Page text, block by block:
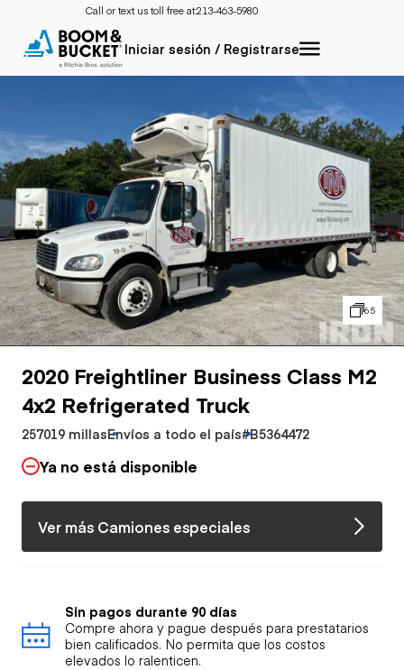
Call or text us toll free at:213-463-5980
Iniciar sesión / Registrarse
65
2020 Freightliner Business Class M2
4x2 Refrigerated Truck
257019 millasEnvíos a todo el país#B5364472
Ya no está disponible
Ver más Camiones especiales
Sin pagos durante 90 días
Compre ahora y pague después para prestatarios
bien calificados. No permita que los costos
elevados lo ralenticen.